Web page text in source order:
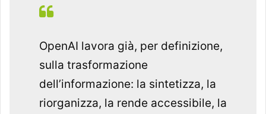
OpenAI lavora già, per definizione,
sulla trasformazione
dell’informazione: la sintetizza, la
riorganizza, la rende accessibile, la